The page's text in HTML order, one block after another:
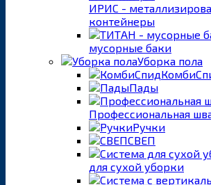
ИРИС -
контейнеры
мусорные баки
Уборка пола
Пады
Профессиональная
Ручки
СВЕП
для сухой уборки